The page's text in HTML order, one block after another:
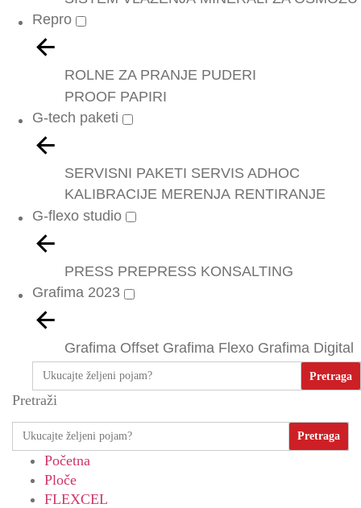
Repro
ROLNE ZA PRANJE PUDERI
PROOF PAPIRI
G-tech paketi
SERVISNI PAKETI SERVIS ADHOC
KALIBRACIJE MERENJA RENTIRANJE
G-flexo studio
PRESS PREPRESS KONSALTING
Grafima 2023
Grafima Offset Grafima Flexo Grafima Digital
Search
for:
Pretraži
Search
for:
Početna
Ploče
FLEXCEL